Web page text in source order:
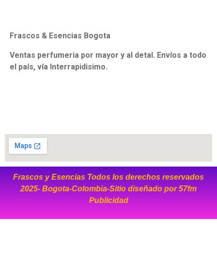
Frascos & Esencias Bogota
Ventas perfumeria por mayor y al detal. Envíos a todo
el país, vía Interrapidisimo.
Frascos y Esencias Todos los derechos reservados
2025- Bogota-Colombia-Sitio diseñado por57fm
Publicidad